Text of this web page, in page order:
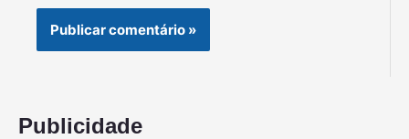
Publicidade